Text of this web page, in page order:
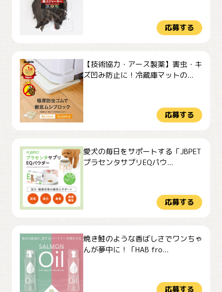
応募する
【技術協力・アース製薬】害虫・キ
ズ凹み防止に！冷蔵庫マットの...
応募する
愛犬の毎日をサポートする「JBPET
プラセンタサプリEQパウ...
応募する
焼き鮭のような香ばしさでワンちゃ
んが夢中に！「HAB fro...
応募する